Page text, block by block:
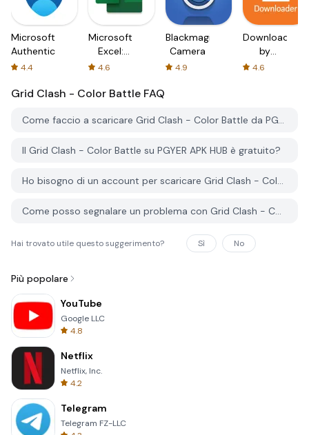
Microsoft
Authenticator
4.4
Microsoft
Excel:
Spreadsheets
4.6
Blackmagic
Camera
4.9
Downloader
by
AFTVnews
4.6
Grid Clash - Color Battle FAQ
Come faccio a scaricare Grid Clash - Color Battle da PGYER APK HUB?
Il Grid Clash - Color Battle su PGYER APK HUB è gratuito?
Ho bisogno di un account per scaricare Grid Clash - Color Battle da PGYER APK HUB?
Come posso segnalare un problema con Grid Clash - Color Battle su PGYER APK HUB?
Hai trovato utile questo suggerimento? Sì No
Più popolare
YouTube
Google LLC
4.8
Netflix
Netflix, Inc.
4.2
Telegram
Telegram FZ-LLC